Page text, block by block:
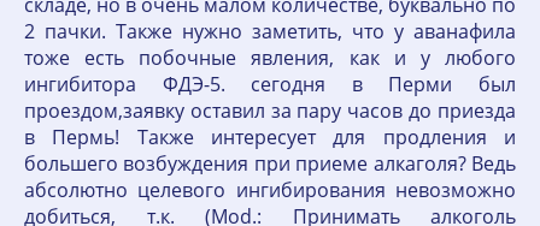
2 пачки. Также нужно заметить, что у аванафила
тоже есть побочные явления, как и у любого
ингибитора ФДЭ-5. сегодня в Перми был
проездом,заявку оставил за пару часов до приезда
в Пермь! Также интересует для продления и
большего возбуждения при приеме алкаголя? Ведь
абсолютно целевого ингибирования невозможно
добиться, т.к. (Mod.: Принимать алкоголь